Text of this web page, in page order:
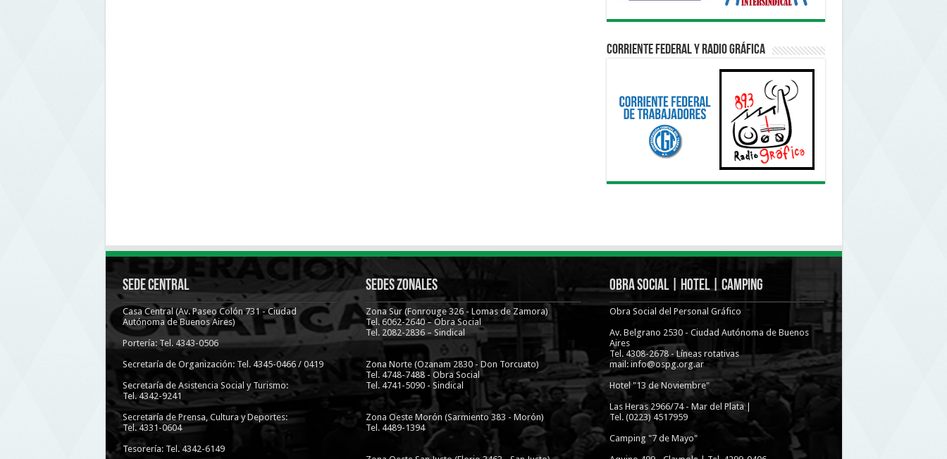
Corriente Federal y Radio Gráfica
Sede Central
Casa Central (Av. Paseo Colón 731 - Ciudad
Autónoma de Buenos Aires)
Portería: Tel. 4343-0506
Secretaría de Organización: Tel. 4345-0466 / 0419
Secretaría de Asistencia Social y Turismo:
Tel. 4342-9241
Secretaría de Prensa, Cultura y Deportes:
Tel. 4331-0604
Tesorería: Tel. 4342-6149
Sedes Zonales
Zona Sur (Fonrouge 326 - Lomas de Zamora)
Tel. 6062-2640 – Obra Social
Tel. 2082-2836 – Sindical
Zona Norte (Ozanam 2830 - Don Torcuato)
Tel. 4748-7488 - Obra Social
Tel. 4741-5090 - Sindical
Zona Oeste Morón (Sarmiento 383 - Morón)
Tel. 4489-1394
Obra Social | Hotel | Camping
Obra Social del Personal Gráfico
Av. Belgrano 2530 - Ciudad Autónoma de Buenos
Aires
Tel. 4308-2678 - Líneas rotativas
mail: info@ospg.org.ar
Hotel "13 de Noviembre"
Las Heras 2966/74 - Mar del Plata |
Tel. (0223) 4517959
Camping "7 de Mayo"